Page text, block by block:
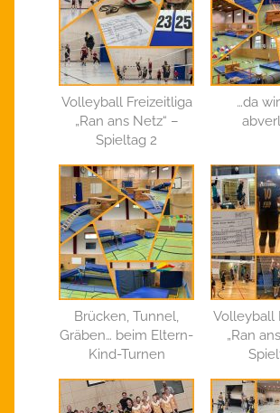
Volleyball Freizeitliga
„Ran ans Netz“ –
Spieltag 2
…da
Brücken, Tunnel,
Gräben… beim Eltern-
Kind-Turnen
Volleyball
„Ran